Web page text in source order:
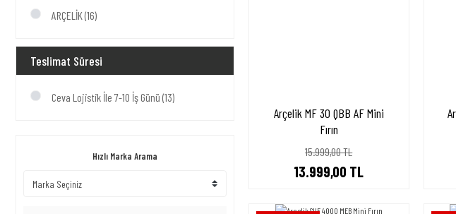
ARÇELİK (16)
Teslimat Süresi
Ceva Lojistik İle 7-10 İş Günü (13)
Hızlı Marka Arama
Arçelik MF 30 QBB AF Mini
Fırın
15.999,00 TL
13.999,00 TL